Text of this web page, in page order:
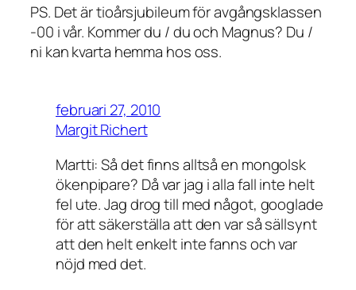
PS. Det är tioårsjubileum för avgångsklassen
-00 i vår. Kommer du / du och Magnus? Du /
ni kan kvarta hemma hos oss.
februari 27, 2010
Margit Richert
Martti: Så det finns alltså en mongolsk
ökenpipare? Då var jag i alla fall inte helt
fel ute. Jag drog till med något, googlade
för att säkerställa att den var så sällsynt
att den helt enkelt inte fanns och var
nöjd med det.